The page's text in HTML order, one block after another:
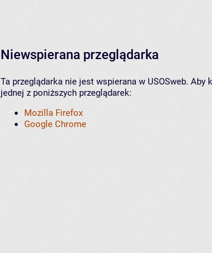
Niewspierana przeglądarka
Ta przeglądarka nie jest wspierana w USOSweb.
jednej z poniższych przeglądarek:
Mozilla Firefox
Google Chrome